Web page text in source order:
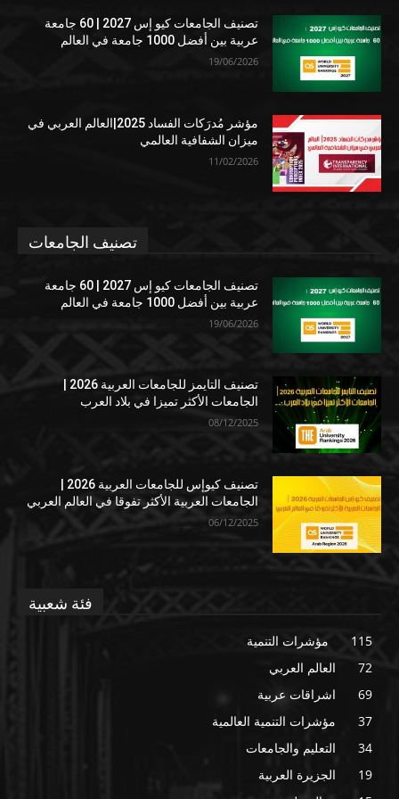
تصنيف الجامعات كيو إس 2027 | 60 جامعة
عربية بين أفضل 1000 جامعة في العالم
19/06/2026
مؤشر مُدرَكات الفساد 2025|العالم العربي في
ميزان الشفافية العالمي
11/02/2026
تصنيف الجامعات
تصنيف الجامعات كيو إس 2027 | 60 جامعة
عربية بين أفضل 1000 جامعة في العالم
19/06/2026
الجامعات الأكثر تميزا في بلاد العرب
08/12/2025
الجامعات العربية الأكثر تفوقا في العالم العربي
06/12/2025
فئة شعبية
مؤشرات التنمية
115
العالم العربي
72
اشراقات عربية
69
مؤشرات التنمية العالمية
37
التعليم والجامعات
34
الجزيرة العربية
19